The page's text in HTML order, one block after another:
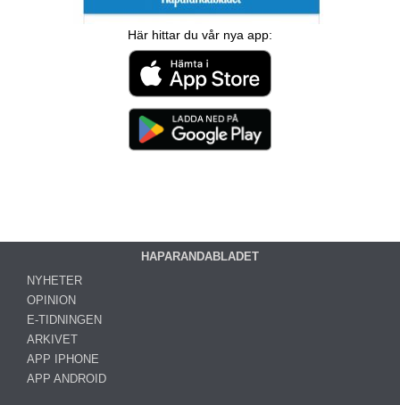
Här hittar du vår nya app:
HAPARANDABLADET
NYHETER
OPINION
E-TIDNINGEN
ARKIVET
APP IPHONE
APP ANDROID